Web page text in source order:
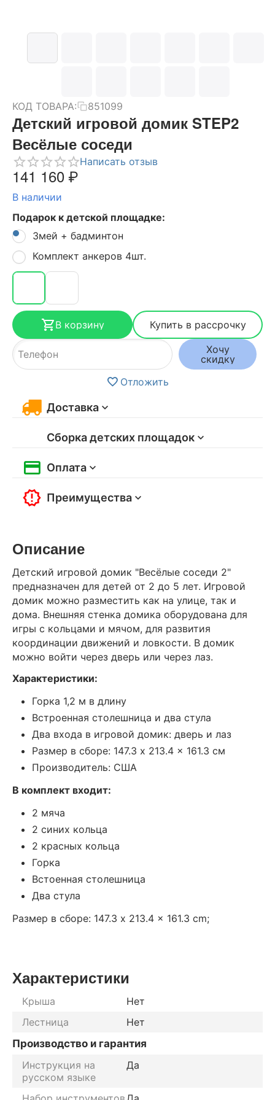
КОД ТОВАРА: 851099
Детский игровой домик STEP2
Весёлые соседи
Написать отзыв
141 160₽
В наличии
Подарок к детской площадке:
Змей + бадминтон
Комплект анкеров 4шт.
В корзину
Купить в рассрочку
Хочу
скидку
Отложить
Доставка
Сборка детских площадок
Оплата
Преимущества
Описание
Детский игровой домик "Весёлые соседи 2"
предназначен для детей от 2 до 5 лет. Игровой
домик можно разместить как на улице, так и
дома. Внешняя стенка домика оборудована для
игры с кольцами и мячом, для развития
координации движений и ловкости. В домик
можно войти через дверь или через лаз.
Характеристики:
Горка 1,2 м в длину
Встроенная столешница и два стула
Два входа в игровой домик: дверь и лаз
Размер в сборе: 147.3 x 213.4 x 161.3 см
Производитель: США
В комплект входит:
2 мяча
2 синих кольца
2 красных кольца
Горка
Встоенная столешница
Два стула
Размер в сборе: 147.3 x 213.4 x 161.3 cm;
Характеристики
Крыша
Нет
Лестница
Нет
Производство и гарантия
Инструкция на
русском языке
Да